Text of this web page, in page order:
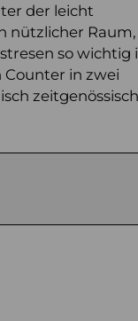
der leicht
nützlicher
so wichtig
in zwei